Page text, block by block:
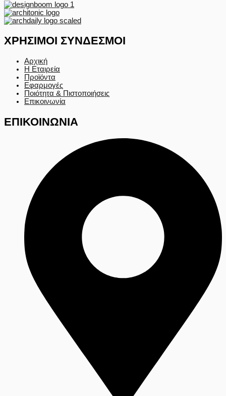
ΧΡΗΣΙΜΟΙ ΣΥΝΔΕΣΜΟΙ
Αρχική
Η Εταιρεία
Προϊόντα
Εφαρμογές
Ποιότητα & Πιστοποιήσεις
Επικοινωνία
ΕΠΙΚΟΙΝΩΝΙΑ